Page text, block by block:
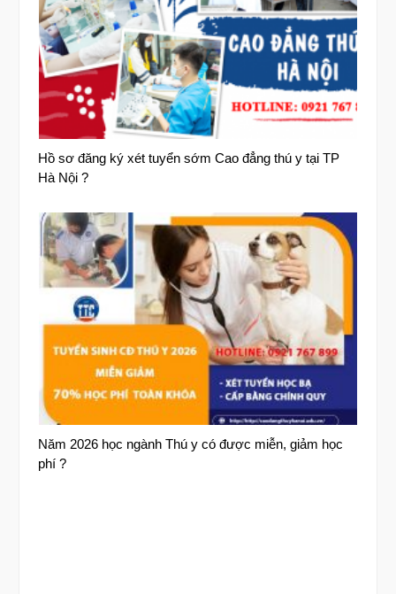
Hồ sơ đăng ký xét tuyển sớm Cao đẳng thú y tại TP
Hà Nội ?
Năm 2026 học ngành Thú y có được miễn, giảm học
phí ?